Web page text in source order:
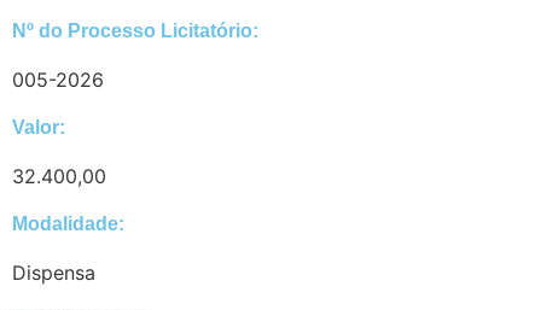
Nº do Processo Licitatório:
005-2026
Valor:
32.400,00
Modalidade:
Dispensa